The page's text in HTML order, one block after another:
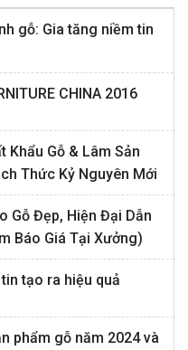
gỗ: Gia tăng niềm tin
CHINA 2016
Khẩu Gỗ & Lâm Sản
Thức Kỷ Nguyên Mới
Gỗ Đẹp, Hiện Đại Dẫn
Báo Giá Tại Xưởng)
tạo ra hiệu quả
phẩm gỗ năm 2024 và